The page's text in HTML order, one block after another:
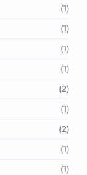
(1)
(1)
(1)
(1)
(2)
(1)
(2)
(1)
(1)